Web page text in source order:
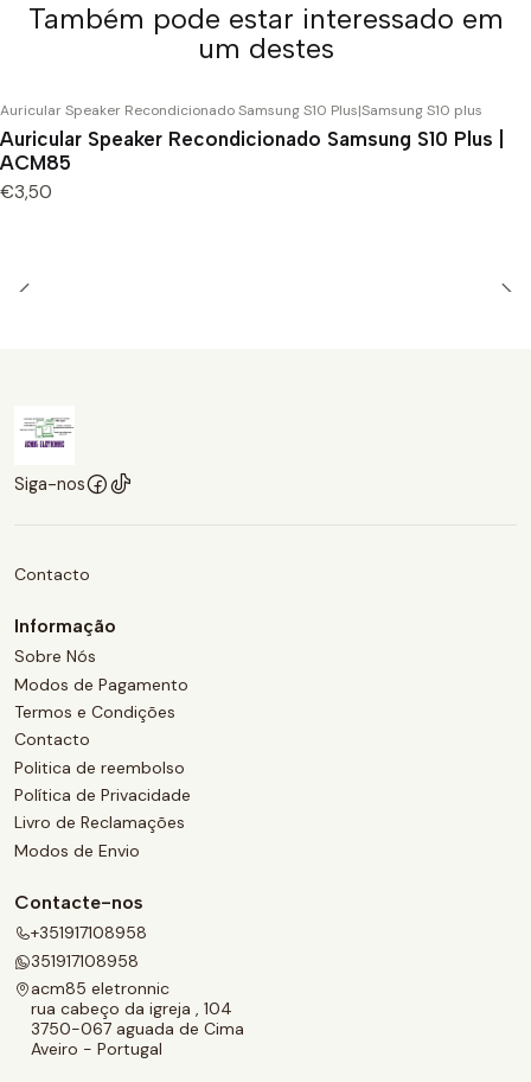
Também pode estar interessado em
um destes
Auricular Speaker Recondicionado Samsung S10 Plus|Samsung S10 plus
Auricular Speaker Recondicionado Samsung S10 Plus |
ACM85
€3,50
Siga-nos
Contacto
Informação
Sobre Nós
Modos de Pagamento
Termos e Condições
Contacto
Politica de reembolso
Política de Privacidade
Livro de Reclamações
Modos de Envio
Contacte-nos
+351917108958
351917108958
acm85 eletronnic
rua cabeço da igreja , 104
3750-067 aguada de Cima
Aveiro - Portugal